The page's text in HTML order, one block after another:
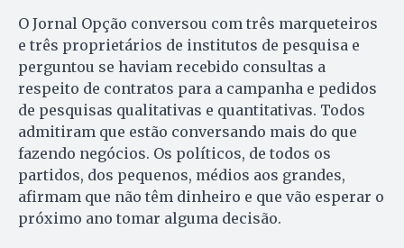
O Jornal Opção conversou com três marqueteiros
e três proprietários de institutos de pesquisa e
perguntou se haviam recebido consultas a
respeito de contratos para a campanha e pedidos
de pesquisas qualitativas e quantitativas. Todos
admitiram que estão conversando mais do que
fazendo negócios. Os políticos, de todos os
partidos, dos pequenos, médios aos grandes,
afirmam que não têm dinheiro e que vão esperar o
próximo ano tomar alguma decisão.